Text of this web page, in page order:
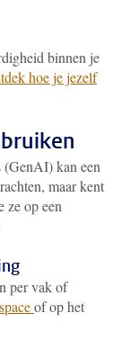
binnen je
hoe je jezelf
(GenAI) kan een
maar kent
ze op een
per vak of
of op het